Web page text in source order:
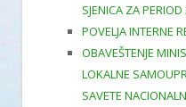
SJENICA ZA
POVELJA INTERNE
OBAVEŠTENJE
LOKALNE
SAVETE